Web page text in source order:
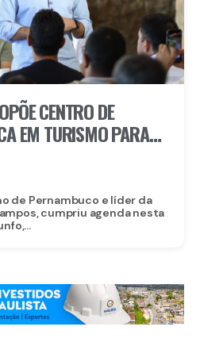
CENTRO DE
EM TURISMO PARA
de Pernambuco e líder da
cumpriu agenda nesta